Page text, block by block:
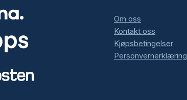
Om oss
Kontakt oss
Kjøpsbetingelser
Personvernerklæring